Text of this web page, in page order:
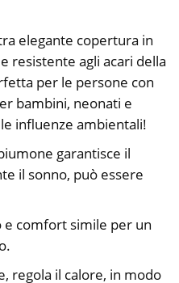
elegante copertura in
resistente agli acari della
per le persone con
bambini, neonati e
influenze ambientali!
garantisce il
il sonno, può essere
comfort simile per un
regola il calore, in modo